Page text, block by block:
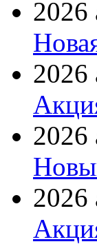
2026
2026
2026
2026